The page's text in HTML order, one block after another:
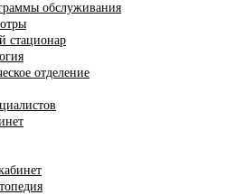
обслуживания
стационар
отделение